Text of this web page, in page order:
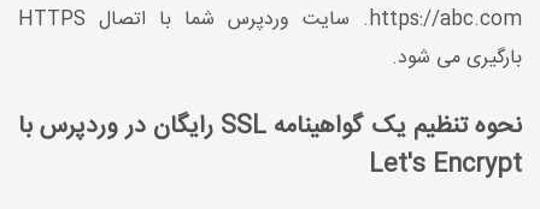
https://abc.com. سایت وردپرس شما با اتصال HTTPS
بارگیری می شود.
نحوه تنظیم یک گواهینامه SSL رایگان در وردپرس با
Let's Encrypt